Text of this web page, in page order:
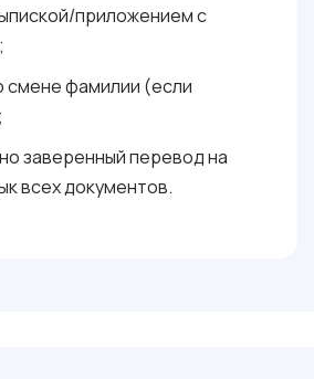
приложением с
смене фамилии (если
заверенный перевод на
всех документов.